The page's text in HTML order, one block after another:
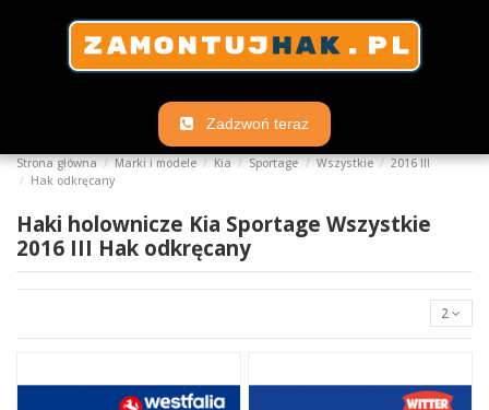
Zadzwoń teraz
Strona główna Marki i modele Kia Sportage Wszystkie
2016 III
Hak odkręcany
Haki holownicze Kia Sportage Wszystkie
2016 III Hak odkręcany
2